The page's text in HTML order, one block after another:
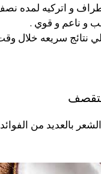
و اتركيه لمده
و ناعم و قوي .
نتائج سريعه خلال
بالعديد من